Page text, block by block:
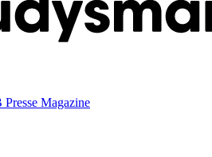
Presse Magazine